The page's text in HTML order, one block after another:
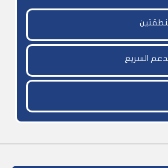
السريع